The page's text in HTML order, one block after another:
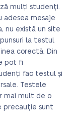
mulți studenți.
adesea mesaje
nu există un site
la testul
corectă. Din
pot fi
fac testul și
Testele
mai mult de o
precauție sunt